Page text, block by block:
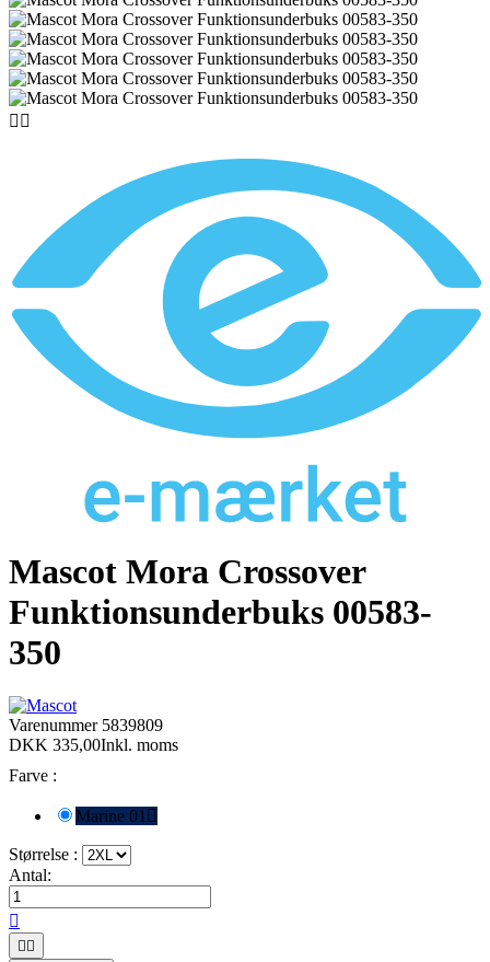
 
Mascot Mora Crossover
Funktionsunderbuks 00583-
350
Varenummer 5839809
DKK 335,00Inkl. moms
Farve :
Marine 01 
Størrelse :
Antal:

 